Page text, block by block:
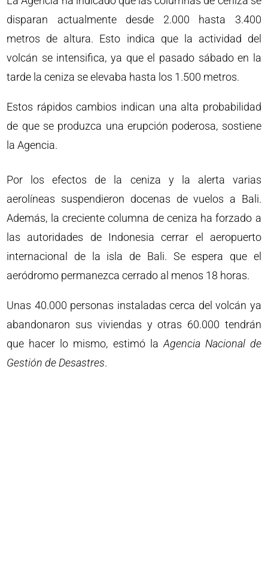
disparan actualmente desde 2.000 hasta 3.400
metros de altura. Esto indica que la actividad del
volcán se intensifica, ya que el pasado sábado en la
tarde la ceniza se elevaba hasta los 1.500 metros.
Estos rápidos cambios indican una alta probabilidad
de que se produzca una erupción poderosa, sostiene
la Agencia.
Por los efectos de la ceniza y la alerta varias
aerolíneas suspendieron docenas de vuelos a Bali.
Además, la creciente columna de ceniza ha forzado a
las autoridades de Indonesia cerrar el aeropuerto
internacional de la isla de Bali. Se espera que el
aeródromo permanezca cerrado al menos 18 horas.
Unas 40.000 personas instaladas cerca del volcán ya
abandonaron sus viviendas y otras 60.000 tendrán
que hacer lo mismo, estimó la Agencia Nacional de
Gestión de Desastres.